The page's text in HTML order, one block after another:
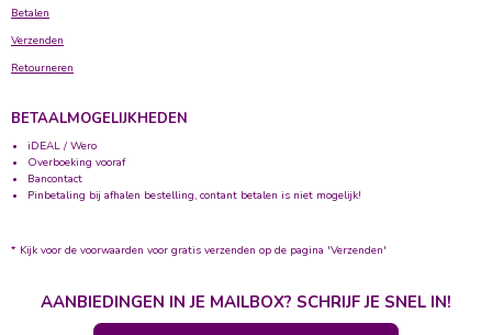
Betalen
Verzenden
Retourneren
BETAALMOGELIJKHEDEN
iDEAL / Wero
Overboeking vooraf
Bancontact
Pinbetaling bij afhalen bestelling, contant betalen is niet mogelijk!
* Kijk voor de voorwaarden voor gratis verzenden op de pagina 'Verzenden'
AANBIEDINGEN IN JE MAILBOX? SCHRIJF JE SNEL IN!